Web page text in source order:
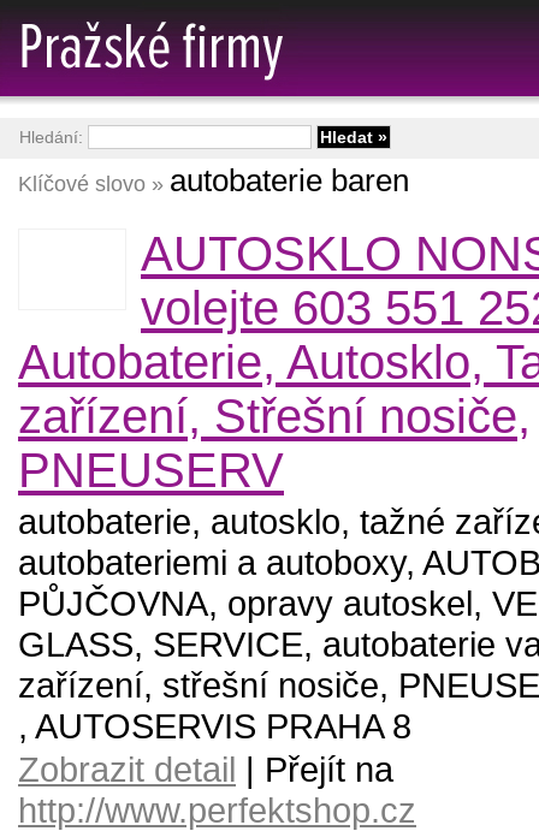
Klíčové slovo » autobaterie baren
AUTOSKLO
volejte 603 551
Autobaterie, Autosklo,
zařízení, Střešní nosiče,
PNEUSERV
autobaterie, autosklo, tažné
autobateriemi a autoboxy,
PŮJČOVNA, opravy autoskel,
GLASS, SERVICE, autobaterie
zařízení, střešní nosiče,
, AUTOSERVIS PRAHA 8
Zobrazit detail | Přejít na
http://www.perfektshop.cz
Hledání: